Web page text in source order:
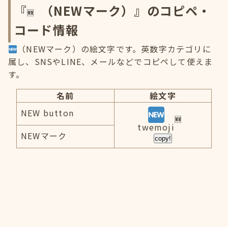
『
（NEWマーク）』のコピペ・
コード情報
（NEWマーク）の絵文字です。英数字カテゴリに
属し、SNSやLINE、メールなどでコピペして使えま
す。
名前
絵文字
NEW button
twemoji
copy!
NEWマーク